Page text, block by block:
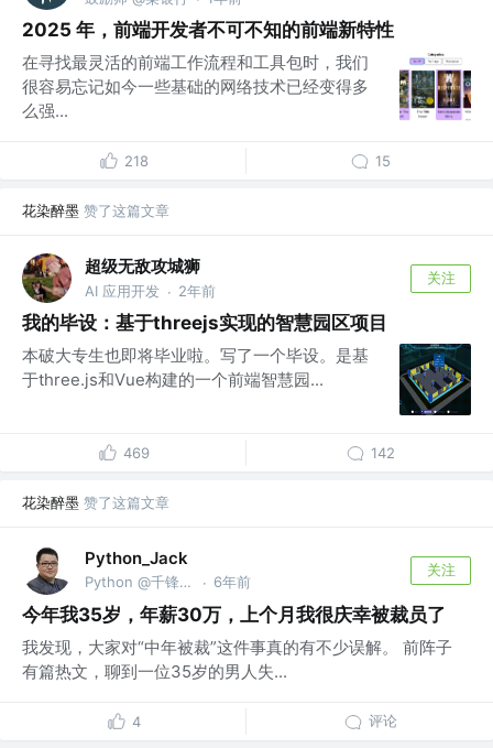
2025 年，前端开发者不可不知的前端新特性
在寻找最灵活的前端工作流程和工具包时，我们
很容易忘记如今一些基础的网络技术已经变得多
么强...
218 15
花染醉墨 赞了这篇文章
超级无敌攻城狮
AI 应用开发 · 2年前
关注
我的毕设：基于threejs实现的智慧园区项目
本破大专生也即将毕业啦。写了一个毕设。是基
于three.js和Vue构建的一个前端智慧园...
469 142
花染醉墨 赞了这篇文章
Python_Jack
Python @千锋教育 · 6年前
关注
今年我35岁，年薪30万，上个月我很庆幸被裁员了
我发现，大家对“中年被裁”这件事真的有不少误解。 前阵子
有篇热文，聊到一位35岁的男人失...
4 评论